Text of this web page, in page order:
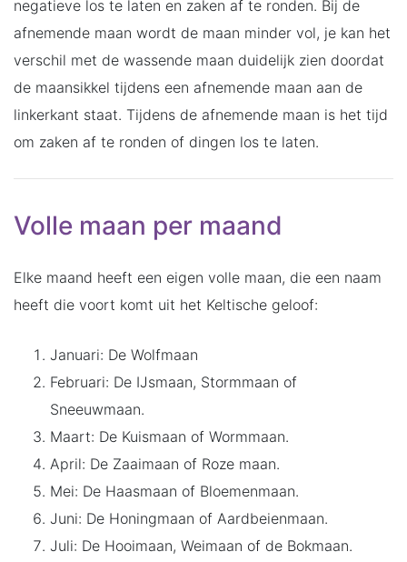
negatieve los te laten en zaken af te ronden. Bij de
afnemende maan wordt de maan minder vol, je kan het
verschil met de wassende maan duidelijk zien doordat
de maansikkel tijdens een afnemende maan aan de
linkerkant staat. Tijdens de afnemende maan is het tijd
om zaken af te ronden of dingen los te laten.
Volle maan per maand
Elke maand heeft een eigen volle maan, die een naam
heeft die voort komt uit het Keltische geloof:
Januari: De Wolfmaan
Februari: De IJsmaan, Stormmaan of
Sneeuwmaan.
Maart: De Kuismaan of Wormmaan.
April: De Zaaimaan of Roze maan.
Mei: De Haasmaan of Bloemenmaan.
Juni: De Honingmaan of Aardbeienmaan.
Juli: De Hooimaan, Weimaan of de Bokmaan.